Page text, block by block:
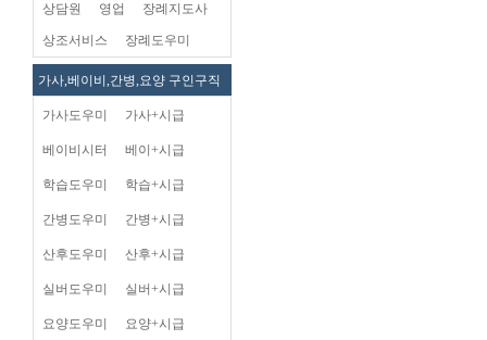
상담원 영업 장례지도사
상조서비스 장례도우미
가사,베이비,간병,요양 구인구직
가사도우미 가사+시급
베이비시터 베이+시급
학습도우미 학습+시급
간병도우미 간병+시급
산후도우미 산후+시급
실버도우미 실버+시급
요양도우미 요양+시급